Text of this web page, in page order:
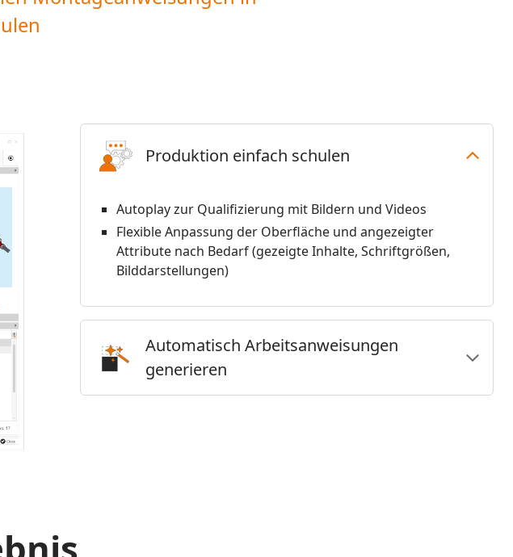
Produktion einfach schulen
Autoplay zur Qualifizierung mit Bildern und Videos
Flexible Anpassung der Oberfläche und angezeigter
Attribute nach Bedarf (gezeigte Inhalte, Schriftgrößen,
Bilddarstellungen)
Automatisch Arbeitsanweisungen
generieren